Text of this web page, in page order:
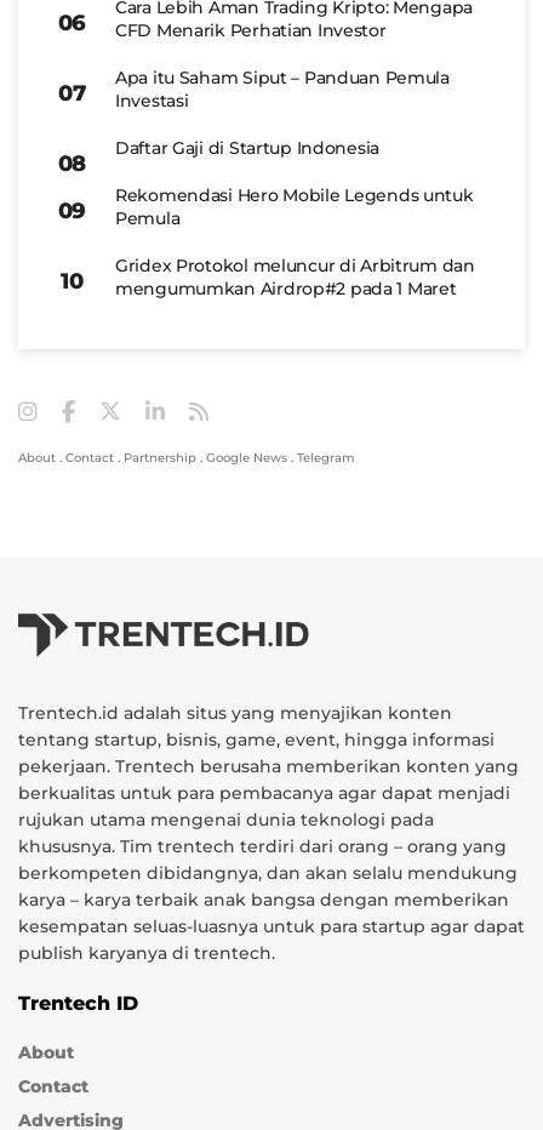
Cara Lebih Aman Trading Kripto: Mengapa
CFD Menarik Perhatian Investor
Apa itu Saham Siput – Panduan Pemula
Investasi
Daftar Gaji di Startup Indonesia
Rekomendasi Hero Mobile Legends untuk
Pemula
Gridex Protokol meluncur di Arbitrum dan
mengumumkan Airdrop#2 pada 1 Maret
About . Contact . Partnership . Google News . Telegram
Trentech.id adalah situs yang menyajikan konten
tentang startup, bisnis, game, event, hingga informasi
pekerjaan. Trentech berusaha memberikan konten yang
berkualitas untuk para pembacanya agar dapat menjadi
rujukan utama mengenai dunia teknologi pada
khususnya. Tim trentech terdiri dari orang – orang yang
berkompeten dibidangnya, dan akan selalu mendukung
karya – karya terbaik anak bangsa dengan memberikan
kesempatan seluas-luasnya untuk para startup agar dapat
publish karyanya di trentech.
Trentech ID
About
Contact
Advertising